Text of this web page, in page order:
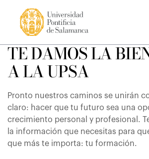
TE DAMOS LA
A LA UPSA
Pronto nuestros caminos se unirán
claro: hacer que tu futuro sea una
crecimiento personal y profesional.
la información que necesitas para
que más te importa: tu formación.